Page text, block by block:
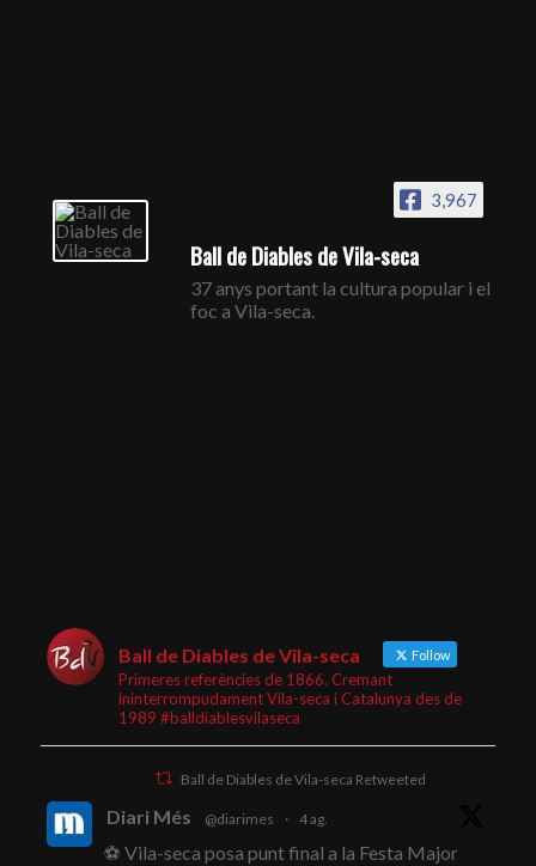
3,967
Ball de Diables de Vila-seca
37 anys portant la cultura popular i el
foc a Vila-seca.
Ball de Diables de Vila-seca Follow
Primeres referències de 1866. Cremant
ininterrompudament Vila-seca i Catalunya des de
1989 #balldiablesvilaseca
Ball de Diables de Vila-seca Retweeted
Diari Més @diarimes · 4 ag.
⚽ Vila-seca posa punt final a la Festa Major